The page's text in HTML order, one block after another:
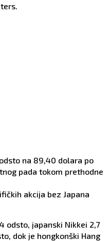
na 89,40 dolara po
pada tokom prethodne
akcija bez Japana
odsto, japanski Nikkei 2,7
dok je hongkonški Hang